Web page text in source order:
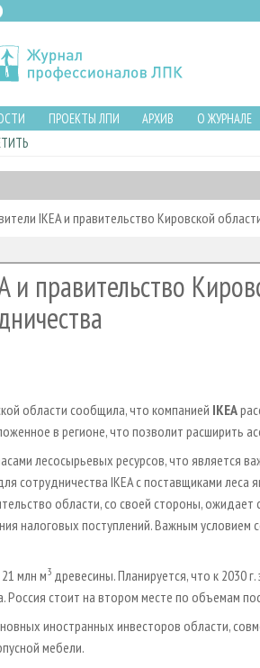
ПРОЕКТЫ ЛПИ АРХИВ О ЖУРНАЛЕ
IKEA и правительство Кировской
и правительство
области сообщила, что компанией IKEA
в регионе, что позволит расширить
лесосырьевых ресурсов, что является
сотрудничества IKEA с поставщиками леса
области, со своей стороны,
налоговых поступлений. Важным условием
млн м3 древесины. Планируется, что к 2030
Россия стоит на втором месте по объемам
иностранных инвесторов области,
мебели.